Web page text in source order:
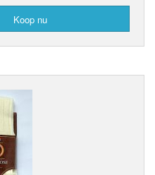
Koop nu